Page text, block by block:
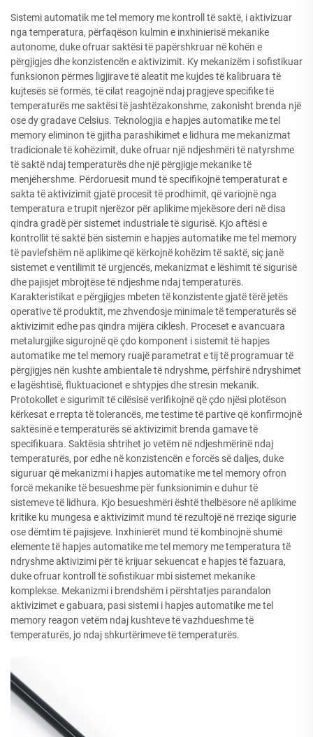
Sistemi automatik me tel memory me kontroll të saktë, i aktivizuar
nga temperatura, përfaqëson kulmin e inxhinierisë mekanike
autonome, duke ofruar saktësi të papërshkruar në kohën e
përgjigjes dhe konzistencën e aktivizimit. Ky mekanizëm i sofistikuar
funksionon përmes ligjirave të aleatit me kujdes të kalibruara të
kujtesës së formës, të cilat reagojnë ndaj pragjeve specifike të
temperaturës me saktësi të jashtëzakonshme, zakonisht brenda një
ose dy gradave Celsius. Teknologjia e hapjes automatike me tel
memory eliminon të gjitha parashikimet e lidhura me mekanizmat
tradicionale të kohëzimit, duke ofruar një ndjeshmëri të natyrshme
të saktë ndaj temperaturës dhe një përgjigje mekanike të
menjëhershme. Përdoruesit mund të specifikojnë temperaturat e
sakta të aktivizimit gjatë procesit të prodhimit, që variojnë nga
temperatura e trupit njerëzor për aplikime mjekësore deri në disa
qindra gradë për sistemet industriale të sigurisë. Kjo aftësi e
kontrollit të saktë bën sistemin e hapjes automatike me tel memory
të pavlefshëm në aplikime që kërkojnë kohëzim të saktë, siç janë
sistemet e ventilimit të urgjencës, mekanizmat e lëshimit të sigurisë
dhe pajisjet mbrojtëse të ndjeshme ndaj temperaturës.
Karakteristikat e përgjigjes mbeten të konzistente gjatë tërë jetës
operative të produktit, me zhvendosje minimale të temperaturës së
aktivizimit edhe pas qindra mijëra ciklesh. Proceset e avancuara
metalurgjike sigurojnë që çdo komponent i sistemit të hapjes
automatike me tel memory ruajë parametrat e tij të programuar të
përgjigjes nën kushte ambientale të ndryshme, përfshirë ndryshimet
e lagështisë, fluktuacionet e shtypjes dhe stresin mekanik.
Protokollet e sigurimit të cilësisë verifikojnë që çdo njësi plotëson
kërkesat e rrepta të tolerancës, me testime të partive që konfirmojnë
saktësinë e temperaturës së aktivizimit brenda gamave të
specifikuara. Saktësia shtrihet jo vetëm në ndjeshmërinë ndaj
temperaturës, por edhe në konzistencën e forcës së daljes, duke
siguruar që mekanizmi i hapjes automatike me tel memory ofron
forcë mekanike të besueshme për funksionimin e duhur të
sistemeve të lidhura. Kjo besueshmëri është thelbësore në aplikime
kritike ku mungesa e aktivizimit mund të rezultojë në rreziqe sigurie
ose dëmtim të pajisjeve. Inxhinierët mund të kombinojnë shumë
elemente të hapjes automatike me tel memory me temperatura të
ndryshme aktivizimi për të krijuar sekuencat e hapjes të fazuara,
duke ofruar kontroll të sofistikuar mbi sistemet mekanike
komplekse. Mekanizmi i brendshëm i përshtatjes parandalon
aktivizimet e gabuara, pasi sistemi i hapjes automatike me tel
memory reagon vetëm ndaj kushteve të vazhdueshme të
temperaturës, jo ndaj shkurtërimeve të temperaturës.